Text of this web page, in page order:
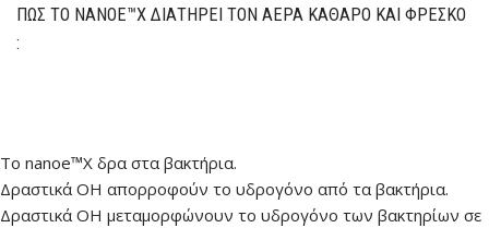
ΠΩΣ ΤΟ NANOE™X ΔΙΑΤΗΡΕΊ ΤΟΝ ΑΈΡΑ ΚΑΘΑΡΌ ΚΑΙ ΦΡΈΣΚΟ
:
Το nanoe™X δρα στα βακτήρια.
Δραστικά OH απορροφούν το υδρογόνο από τα βακτήρια.
Δραστικά OH μεταμορφώνουν το υδρογόνο των βακτηρίων σε